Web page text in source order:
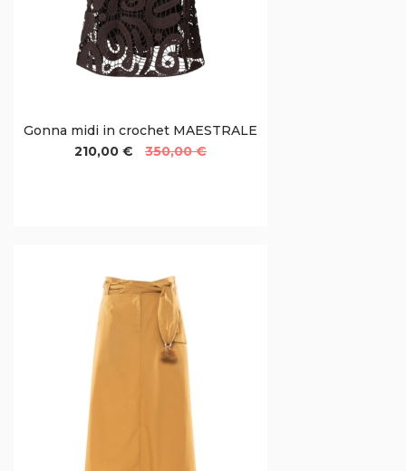
Gonna midi in crochet MAESTRALE
210,00 €
350,00 €